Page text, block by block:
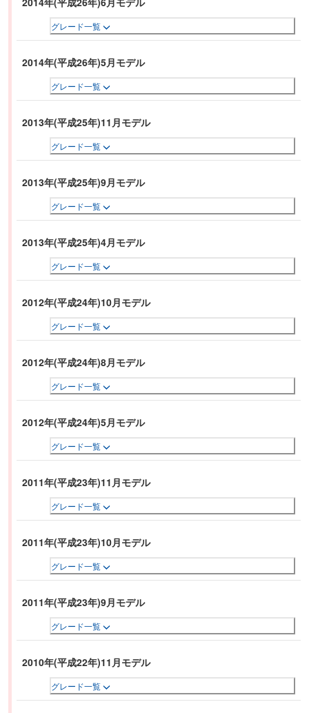
グレード一覧
2014年(平成26年)5月モデル
グレード一覧
2013年(平成25年)11月モデル
グレード一覧
2013年(平成25年)9月モデル
グレード一覧
2013年(平成25年)4月モデル
グレード一覧
2012年(平成24年)10月モデル
グレード一覧
2012年(平成24年)8月モデル
グレード一覧
2012年(平成24年)5月モデル
グレード一覧
2011年(平成23年)11月モデル
グレード一覧
2011年(平成23年)10月モデル
グレード一覧
2011年(平成23年)9月モデル
グレード一覧
2010年(平成22年)11月モデル
グレード一覧